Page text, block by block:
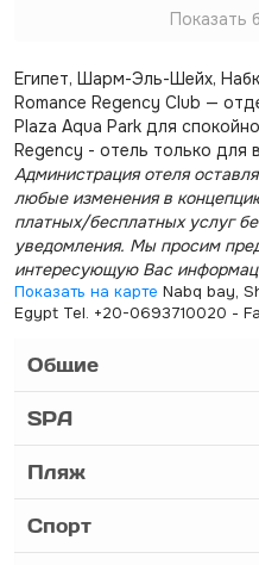
Показать
Египет, Шарм-Эль-Шейх,
Romance Regency Club —
Plaza Aqua Park для
Regency - отель только для
Администрация отеля
любые изменения в
платных/бесплатных услуг
уведомления. Мы просим
интересующую Вас
Показать на карте Nabq bay,
Egypt Tel. +20-0693710020 -
Общие
SPA
Пляж
Спорт